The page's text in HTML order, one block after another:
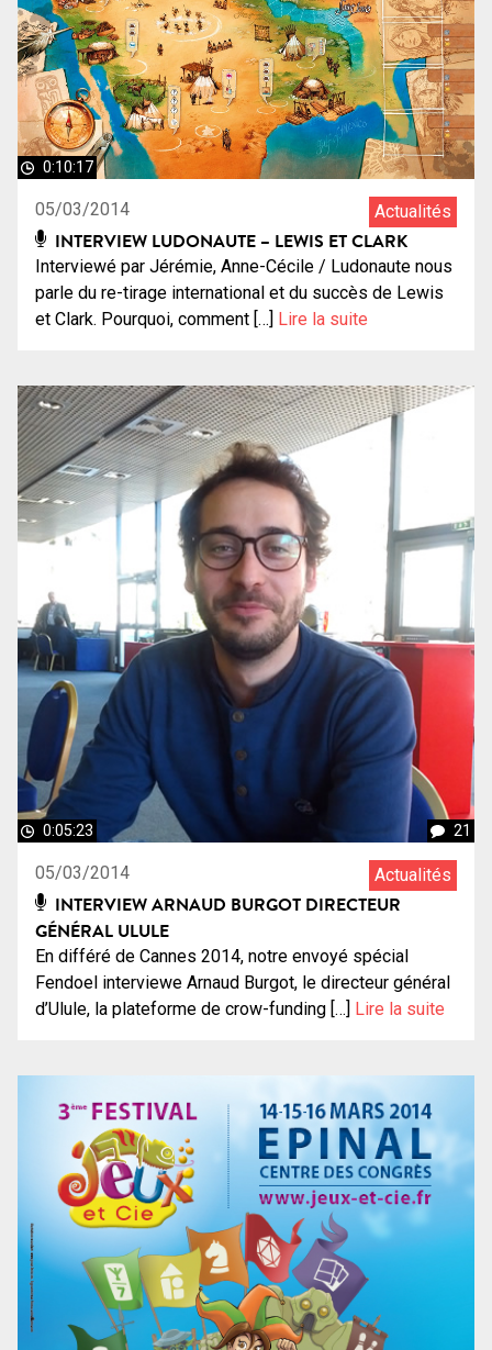
0:10:17
05/03/2014 Actualités
INTERVIEW LUDONAUTE – LEWIS ET CLARK
Interviewé par Jérémie, Anne-Cécile / Ludonaute nous
parle du re-tirage international et du succès de Lewis
et Clark. Pourquoi, comment […] Lire la suite
0:05:23 21
05/03/2014 Actualités
INTERVIEW ARNAUD BURGOT DIRECTEUR
GÉNÉRAL ULULE
En différé de Cannes 2014, notre envoyé spécial
Fendoel interviewe Arnaud Burgot, le directeur général
d’Ulule, la plateforme de crow-funding […] Lire la suite